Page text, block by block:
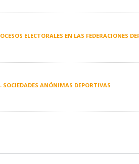
ELECTORALES EN LAS FEDERACIONES
SOCIEDADES ANÓNIMAS DEPORTIVAS